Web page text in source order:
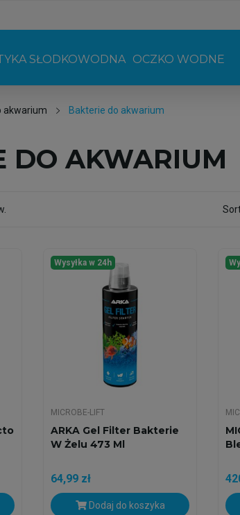
SŁODKOWODNA OCZKO WODNE
akwarium Bakterie do akwarium
DO AKWARIUM
Wysyłka w 24h
MICROBE-LIFT
ARKA Gel Filter Bakterie
W Żelu 473 Ml
64,99 zł
Dodaj do koszyka